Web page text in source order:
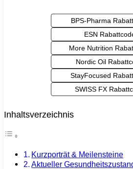
BPS-Pharma
ESN
More Nutrition
Nordic Oil
StayFocused
SWISS FX
Inhaltsverzeichnis
Kurzporträt & Meilensteine
Aktueller